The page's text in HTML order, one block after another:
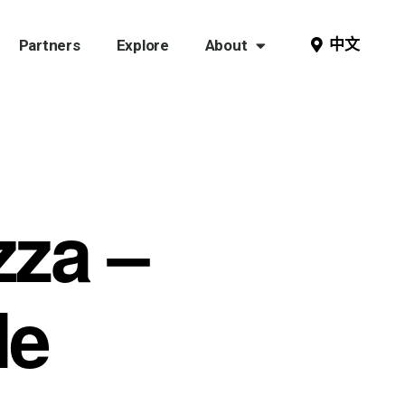
Partners Explore About 中文
–